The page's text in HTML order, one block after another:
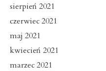
sierpień 2021
czerwiec 2021
maj 2021
kwiecień 2021
marzec 2021